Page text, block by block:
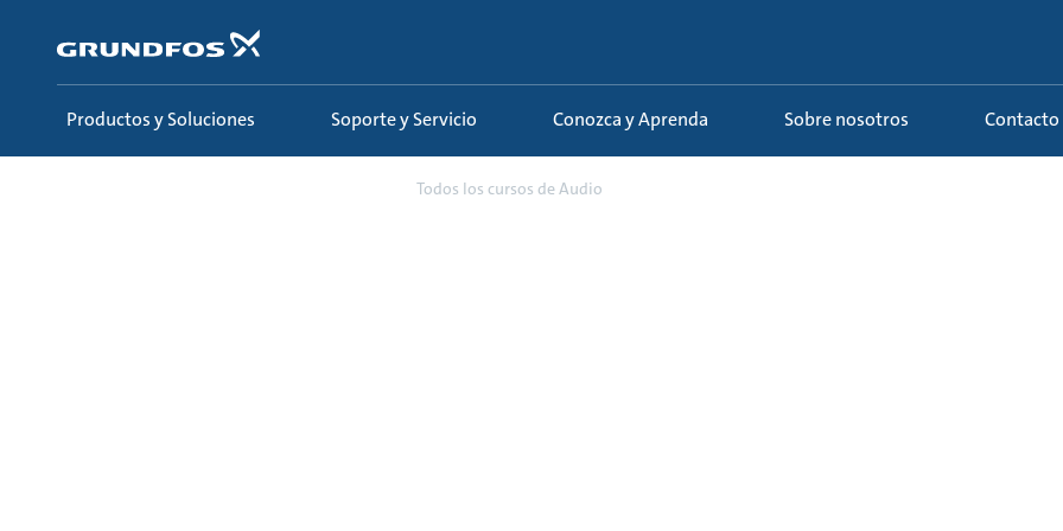
contenido
principal
Productos y Soluciones Soporte y Servicio Conozca y Aprenda Sobre nosotros Contacto
Todos los cursos de Audio